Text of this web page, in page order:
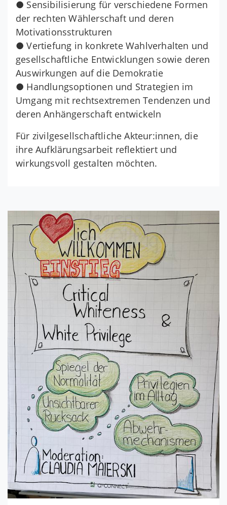
● Sensibilisierung für verschiedene Formen
der rechten Wählerschaft und deren
Motivationsstrukturen
● Vertiefung in konkrete Wahlverhalten und
gesellschaftliche Entwicklungen sowie deren
Auswirkungen auf die Demokratie
● Handlungsoptionen und Strategien im
Umgang mit rechtsextremen Tendenzen und
deren Anhängerschaft entwickeln
Für zivilgesellschaftliche Akteur:innen, die
ihre Aufklärungsarbeit reflektiert und
wirkungsvoll gestalten möchten.